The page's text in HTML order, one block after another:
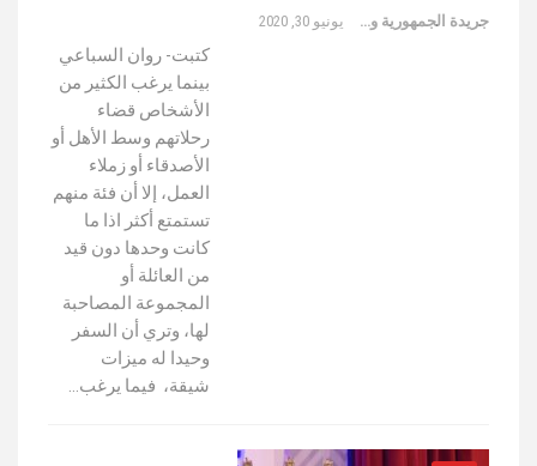
جريدة الجمهورية والعالم يونيو 30, 2020
كتبت- روان السباعي
بينما يرغب الكثير من
الأشخاص قضاء
رحلاتهم وسط الأهل أو
الأصدقاء أو زملاء
العمل، إلا أن فئة منهم
تستمتع أكثر اذا ما
كانت وحدها دون قيد
من العائلة أو
المجموعة المصاحبة
لها، وتري أن السفر
وحيدا له ميزات
شيقة، فيما يرغب…